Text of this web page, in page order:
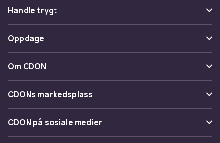
Vanlige spørsmål
Spor pakke
Angre & returner her
Kontakt oss
Handle trygt
Betaling
Levering
Tilbakekallinger
Oppdage
Kategorier
Varemerker
Om CDON
Om oss
Kundeanmeldelser
Jobbe på CDON
CDONs markedsplass
Merchant Help Center
CDON på sosiale medier